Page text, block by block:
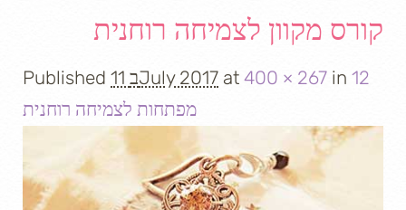
קורס מקוון לצמיחה רוחנית
Published 11 בJuly 2017 at 400 × 267 in 12
מפתחות לצמיחה רוחנית